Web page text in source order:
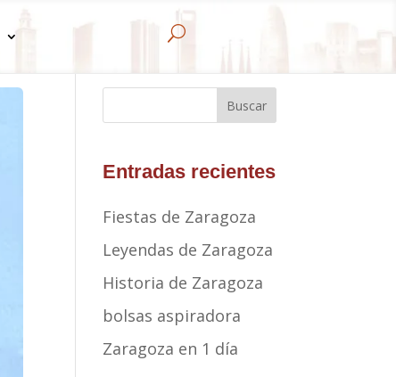
U
Buscar
Entradas recientes
Fiestas de Zaragoza
Leyendas de Zaragoza
Historia de Zaragoza
bolsas aspiradora
Zaragoza en 1 día